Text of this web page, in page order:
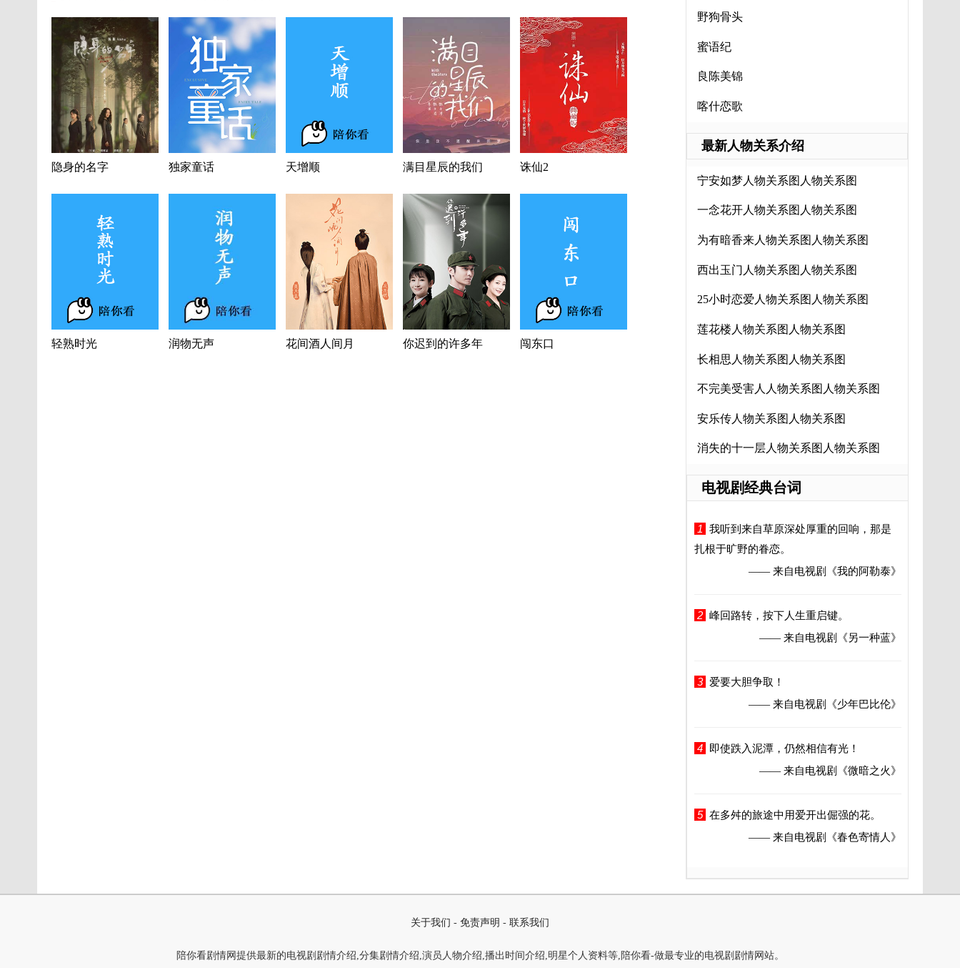
隐身的名字 独家童话 天增顺 满目星辰的我们 诛仙2
轻熟时光 润物无声 花间酒人间月 你迟到的许多年 闯东口
野狗骨头
蜜语纪
良陈美锦
喀什恋歌
最新人物关系介绍
宁安如梦人物关系图人物关系图
一念花开人物关系图人物关系图
为有暗香来人物关系图人物关系图
西出玉门人物关系图人物关系图
25小时恋爱人物关系图人物关系图
莲花楼人物关系图人物关系图
长相思人物关系图人物关系图
不完美受害人人物关系图人物关系图
安乐传人物关系图人物关系图
消失的十一层人物关系图人物关系图
电视剧经典台词
1
我听到来自草原深处厚重的回响，那是
扎根于旷野的眷恋。
—— 来自电视剧
《我的阿勒泰》
2 峰回路转，按下人生重启键。
—— 来自电视剧
《另一种蓝》
3
爱要大胆争取！
—— 来自电视剧
《少年巴比伦》
4
即使跌入泥潭，仍然相信有光！
—— 来自电视剧
《微暗之火》
5 在多舛的旅途中用爱开出倔强的花。
—— 来自电视剧
《春色寄情人》
关于我们 - 免责声明 - 联系我们
陪你看剧情网提供最新的电视剧剧情介绍,分集剧情介绍,演员人物介绍,播出时间介绍,明星个人资料等,陪你看-做最专业的电视剧剧情网站。